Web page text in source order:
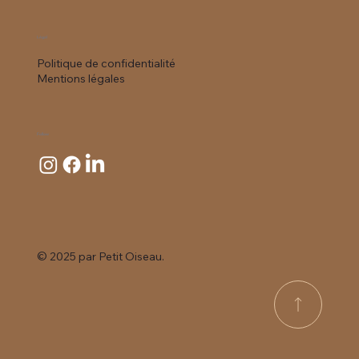
Légal
Politique de confidentialité
Mentions légales
Follow
© 2025 par Petit Oiseau.